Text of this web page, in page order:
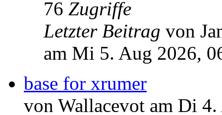
76 Zugriffe
Letzter Beitrag von
am Mi 5. Aug 2026,
base for xrumer
von Wallacevot am Di